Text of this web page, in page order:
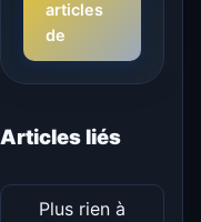
articles
de
Articles liés
Plus rien à